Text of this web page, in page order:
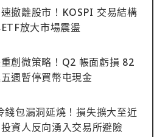
撤離股市！KOSPI 交易結構
放大市場震盪
創微策略！Q2 帳面虧損 82
週暫停買幣屯現金
包漏洞延燒！損失擴大至近
資人反向湧入交易所避險